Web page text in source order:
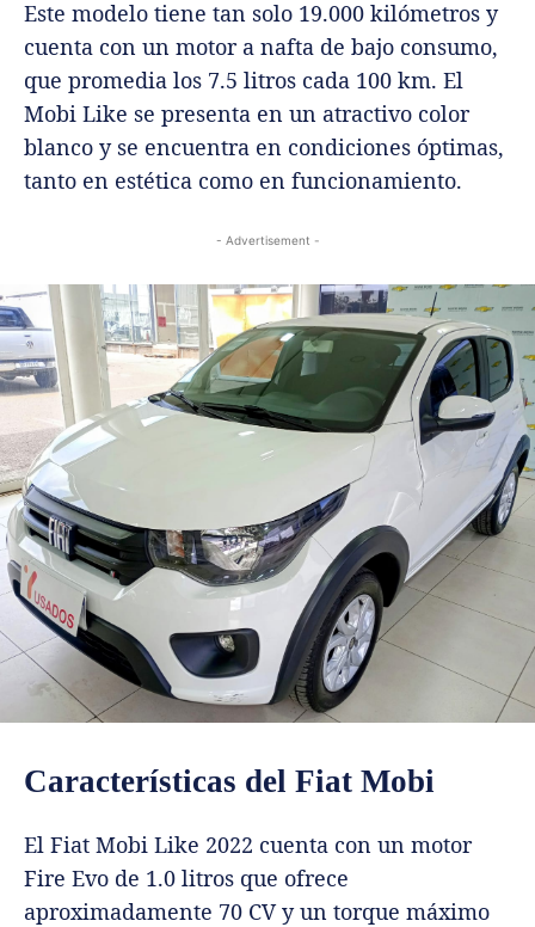
Este modelo tiene tan solo 19.000 kilómetros y
cuenta con un motor a nafta de bajo consumo,
que promedia los 7.5 litros cada 100 km. El
Mobi Like se presenta en un atractivo color
blanco y se encuentra en condiciones óptimas,
tanto en estética como en funcionamiento.
- Advertisement -
Características del Fiat Mobi
El Fiat Mobi Like 2022 cuenta con un motor
Fire Evo de 1.0 litros que ofrece
aproximadamente 70 CV y un torque máximo